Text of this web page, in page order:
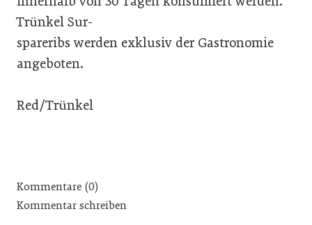
Trünkel Sur-
spareribs werden exklusiv der Gastronomie
angeboten.
Red/Trünkel
Kommentare (0)
Kommentar schreiben